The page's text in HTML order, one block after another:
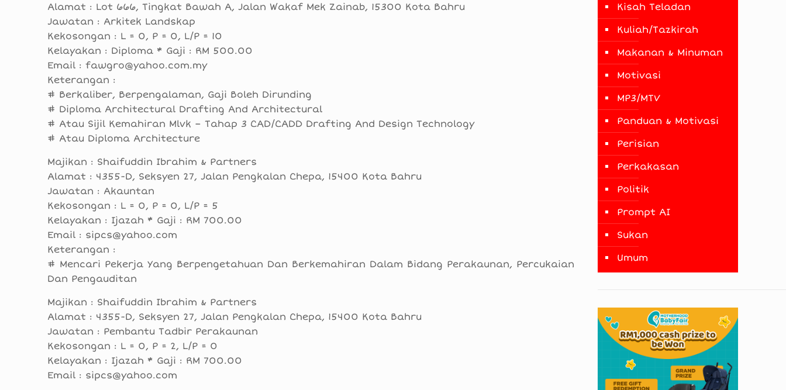
Alamat : Lot 666, Tingkat Bawah A, Jalan Wakaf Mek Zainab, 15300 Kota Bahru
Jawatan : Arkitek Landskap
Kekosongan : L = 0, P = 0, L/P = 10
Kelayakan : Diploma * Gaji : RM 500.00
Email : fawgro@yahoo.com.my
Keterangan :
# Berkaliber, Berpengalaman, Gaji Boleh Dirunding
# Diploma Architectural Drafting And Architectural
# Atau Sijil Kemahiran Mlvk – Tahap 3 CAD/CADD Drafting And Design Technology
# Atau Diploma Architecture
Majikan : Shaifuddin Ibrahim & Partners
Alamat : 4355-D, Seksyen 27, Jalan Pengkalan Chepa, 15400 Kota Bahru
Jawatan : Akauntan
Kekosongan : L = 0, P = 0, L/P = 5
Kelayakan : Ijazah * Gaji : RM 700.00
Email : sipcs@yahoo.com
Keterangan :
# Mencari Pekerja Yang Berpengetahuan Dan Berkemahiran Dalam Bidang Perakaunan, Percukaian
Dan Pengauditan
Majikan : Shaifuddin Ibrahim & Partners
Alamat : 4355-D, Seksyen 27, Jalan Pengkalan Chepa, 15400 Kota Bahru
Jawatan : Pembantu Tadbir Perakaunan
Kekosongan : L = 0, P = 2, L/P = 0
Kelayakan : Ijazah * Gaji : RM 700.00
Email : sipcs@yahoo.com
Kisah Teladan
Kuliah/Tazkirah
Makanan & Minuman
Motivasi
MP3/MTV
Panduan & Motivasi
Perisian
Perkakasan
Politik
Prompt AI
Sukan
Umum